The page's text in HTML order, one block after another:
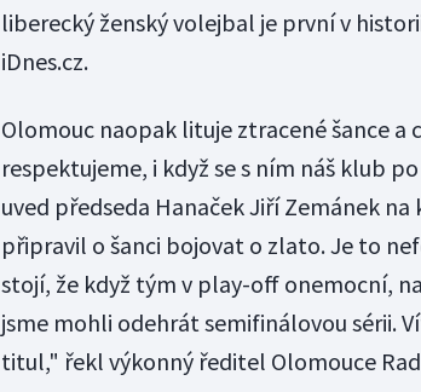
liberecký ženský volejbal je první v
iDnes.cz.
Olomouc naopak lituje ztracené šance
respektujeme, i když se s ním náš klub
uved předseda Hanaček Jiří Zemánek
připravil o šanci bojovat o zlato. Je to
stojí, že když tým v play-off onemocní,
jsme mohli odehrát semifinálovou sérii.
titul," řekl výkonný ředitel Olomouce